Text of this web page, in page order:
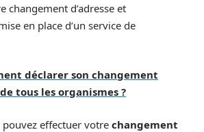
changement d’adresse et
en place d’un service de
déclarer son changement
tous les organismes ?
effectuer votre changement